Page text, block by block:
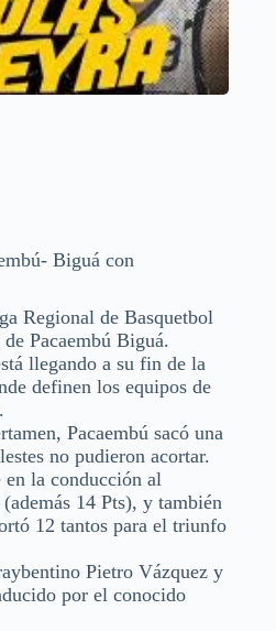
Biguá con
Regional de Basquetbol
Pacaembú Biguá.
llegando a su fin de la
definen los equipos de
Pacaembú sacó una
no pudieron acortar.
la conducción al
14 Pts), y también
12 tantos para el triunfo
Pietro Vázquez y
por el conocido